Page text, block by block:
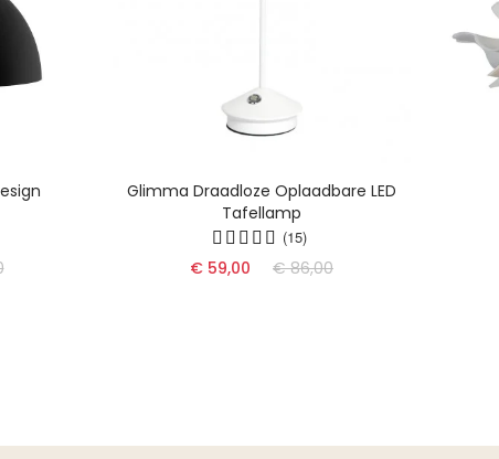
Glimma Draadloze Oplaadbare LED
Tafellamp
(15)
€ 59,00 € 86,00